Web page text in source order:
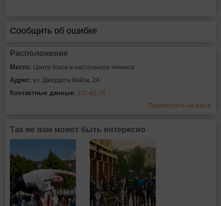
Сообщить об ошибке
Расположение
Место: Центр бокса и настольного тенниса
Адрес: ул. Джаудата Файзи, 2А
Контактные данные: 237-62-26
Просмотреть на карте
Так же вам может быть интересно